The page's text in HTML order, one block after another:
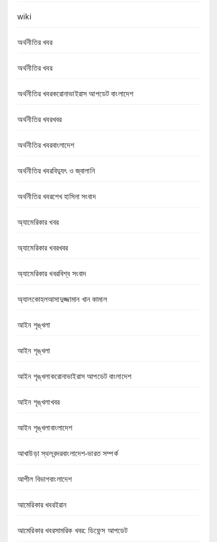
wiki
অর্থনীতির খবর
অর্থনীতির খবর
অর্থনীতির খবরকরোনাভাইরাস আপডেট বাংলাদেশ
অর্থনীতির খবরখবর
অর্থনীতির খবরবাংলাদেশ
অর্থনীতির খবরবিদ্যুৎ ও জ্বালানি
অর্থনীতির খবরশেখ হাসিনা সংবাদ
অ্যামেরিকার খবর
অ্যামেরিকার খবরখবর
অ্যামেরিকার খবরবিশ্ব সংবাদ
অ্যালকোহলআসাদুজ্জামান খান কামাল
আইন শৃঙ্খলা
আইন শৃঙ্খলা
আইন শৃঙ্খলাকরোনাভাইরাস আপডেট বাংলাদেশ
আইন শৃঙ্খলাখবর
আইন শৃঙ্খলাবাংলাদেশ
আখাউড়া স্থলবন্দরবাংলাদেশ-ভারত সম্পর্ক
আপীল বিভাগবাংলাদেশ
আমেরিকার খবরইরান
আমেরিকার খবরসামরিক খবর: ডিফেন্স আপডেট